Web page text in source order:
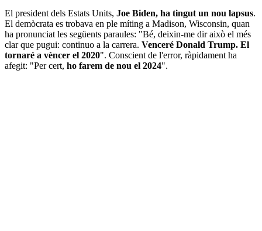
El president dels Estats Units, Joe Biden, ha tingut un nou lapsus.
El demòcrata es trobava en ple míting a Madison, Wisconsin, quan
ha pronunciat les següents paraules: "Bé, deixin-me dir això el més
clar que pugui: continuo a la carrera. Venceré Donald Trump. El
tornaré a vèncer el 2020". Conscient de l'error, ràpidament ha
afegit: "Per cert, ho farem de nou el 2024".